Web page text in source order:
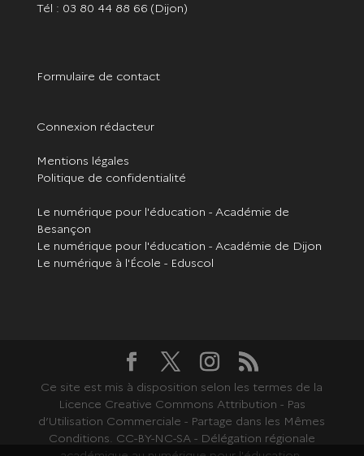
Tél : 03 80 44 88 66 (Dijon)
Formulaire de contact
Connexion rédacteur
Mentions légales
Politique de confidentialité
Le numérique pour l'éducation - Académie de
Besançon
Le numérique pour l'éducation - Académie de Dijon
Le numérique à l'École - Eduscol
Ce site est mis à disposition selon les termes de la
Licence Creative Commons Attribution - Pas
d’Utilisation Commerciale - Partage dans les Mêmes
Conditions. CC-BY-NC-SA - Délégation régionale